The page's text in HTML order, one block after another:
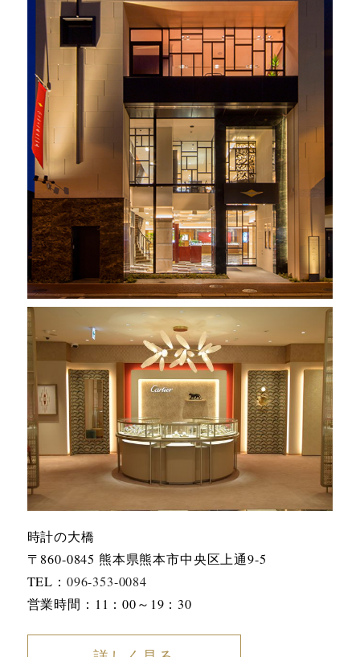
時計の大橋
〒860-0845 熊本県熊本市中央区上通9-5
TEL： 096-353-0084
営業時間：11：00～19：30